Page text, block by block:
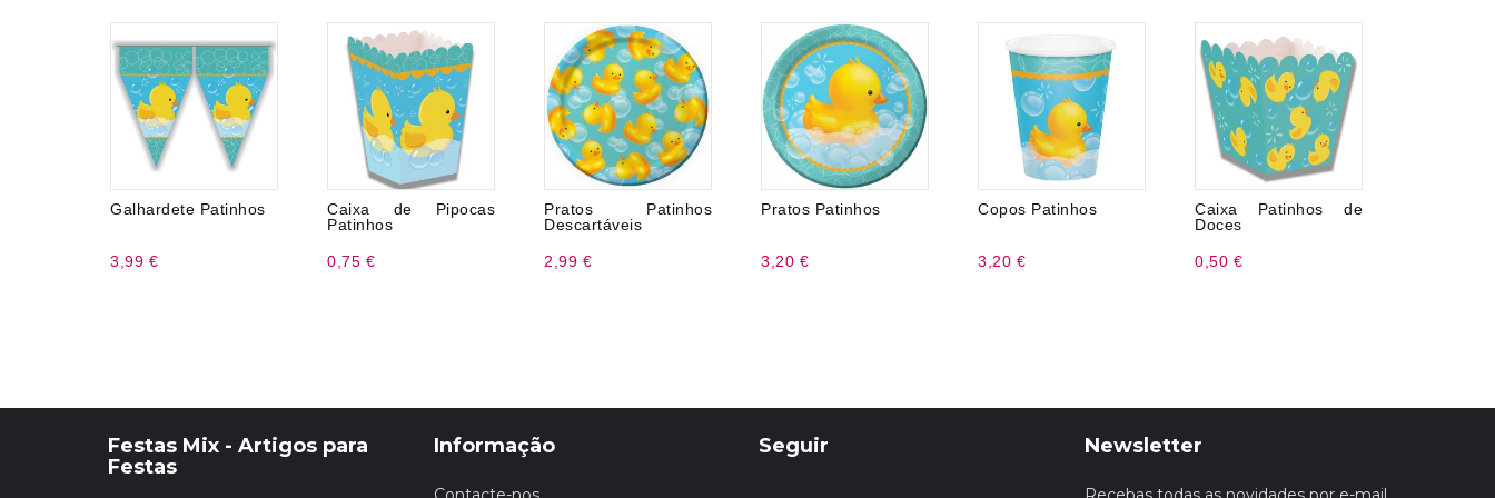
Galhardete Patinhos
3,99 €
Caixa de Pipocas
Patinhos
0,75 €
Pratos Patinhos
Descartáveis
2,99 €
Pratos Patinhos
3,20 €
Copos Patinhos
3,20 €
Caixa Patinhos de
Doces
0,50 €
Festas Mix - Artigos para
Festas
Informação Seguir Newsletter